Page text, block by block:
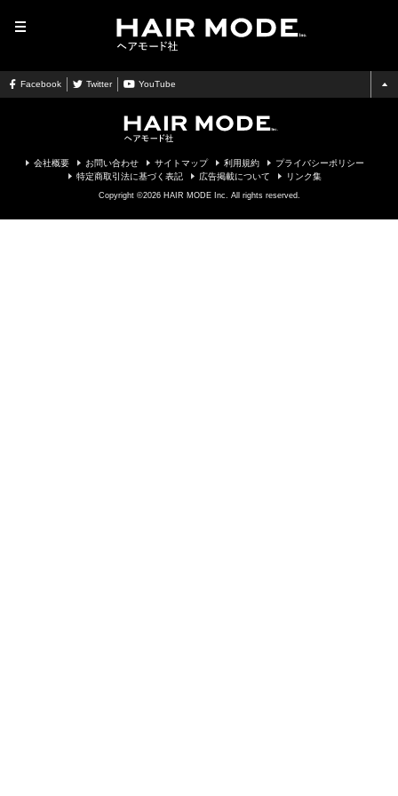
Facebook Twitter YouTube
会社概要 お問い合わせ サイトマップ 利用規約
プライバシーポリシー
特定商取引法に基づく表記
広告掲載について リンク集
Copyright ©2026 HAIR MODE Inc. All rights reserved.